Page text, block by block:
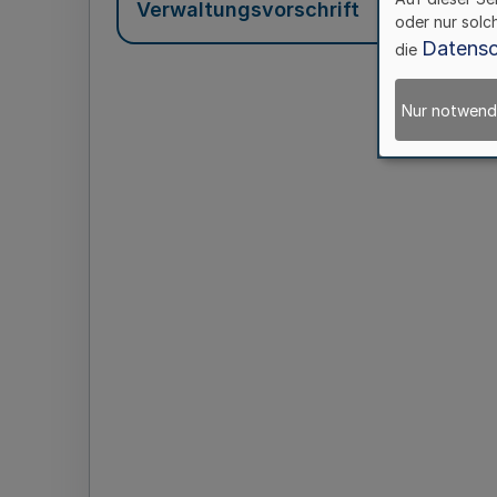
Verwaltungsvorschrift
oder nur
die
Nur